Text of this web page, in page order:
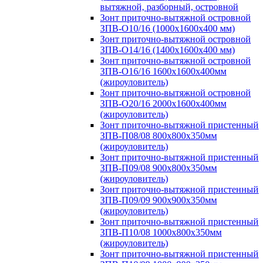
вытяжной, разборный, островной
Зонт приточно-вытяжной островной
ЗПВ-О10/16 (1000х1600х400 мм)
Зонт приточно-вытяжной островной
ЗПВ-О14/16 (1400х1600х400 мм)
Зонт приточно-вытяжной островной
ЗПВ-О16/16 1600х1600х400мм
(жироуловитель)
Зонт приточно-вытяжной островной
ЗПВ-О20/16 2000х1600х400мм
(жироуловитель)
Зонт приточно-вытяжной пристенный
ЗПВ-П08/08 800х800х350мм
(жироуловитель)
Зонт приточно-вытяжной пристенный
ЗПВ-П09/08 900х800х350мм
(жироуловитель)
Зонт приточно-вытяжной пристенный
ЗПВ-П09/09 900х900х350мм
(жироуловитель)
Зонт приточно-вытяжной пристенный
ЗПВ-П10/08 1000х800х350мм
(жироуловитель)
Зонт приточно-вытяжной пристенный